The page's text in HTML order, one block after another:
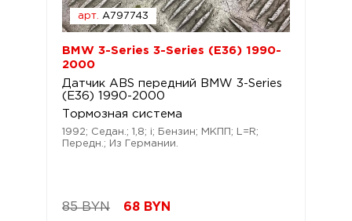
арт. A797743
BMW 3-Series 3-Series (E36) 1990-
2000
Датчик ABS передний BMW 3-Series
(E36) 1990-2000
Тормозная система
1992; Седан.; 1,8; i; Бензин; МКПП; L=R;
Передн.; Из Германии.
85 BYN 68 BYN